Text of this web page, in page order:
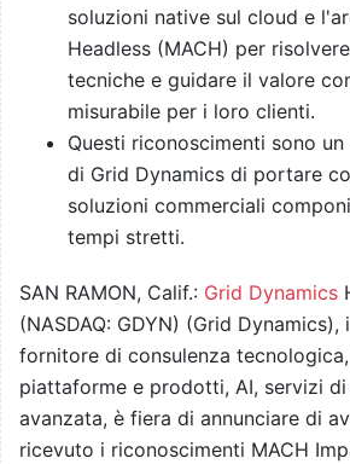
soluzioni native sul cloud e
Headless (MACH) per
tecniche e guidare il valore
misurabile per i loro clienti.
Questi riconoscimenti sono
di Grid Dynamics di portare
soluzioni commerciali
tempi stretti.
SAN RAMON, Calif.: Grid Dynamics
(NASDAQ: GDYN) (Grid
fornitore di consulenza
piattaforme e prodotti, AI, servizi di
avanzata, è fiera di annunciare di
ricevuto i riconoscimenti MACH